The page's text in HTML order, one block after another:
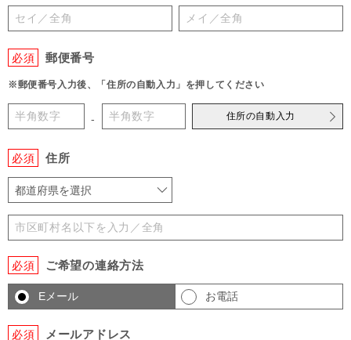
必須 郵便番号
※郵便番号入力後、「住所の自動入力」を押してください
- 住所の自動入力
必須 住所
都道府県を選択
必須 ご希望の連絡方法
Eメール お電話
必須 メールアドレス